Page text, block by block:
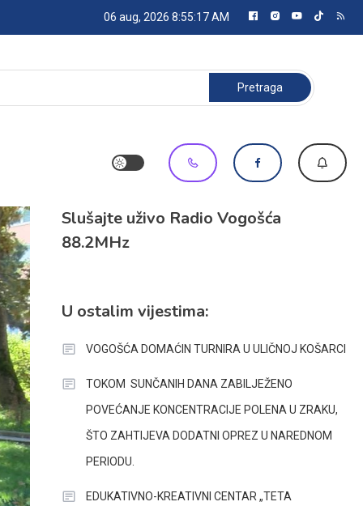
06 aug, 2026 8:55:20 AM
Pretraga:
Slušajte uživo Radio Vogošća
88.2MHz
U ostalim vijestima:
VOGOŠĆA DOMAĆIN TURNIRA U ULIČNOJ KOŠARCI
TOKOM SUNČANIH DANA ZABILJEŽENO
POVEĆANJE KONCENTRACIJE POLENA U ZRAKU,
ŠTO ZAHTIJEVA DODATNI OPREZ U NAREDNOM
PERIODU.
EDUKATIVNO-KREATIVNI CENTAR „TETA